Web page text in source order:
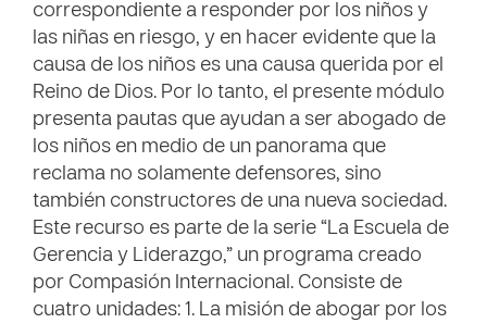
correspondiente a responder por los niños y
las niñas en riesgo, y en hacer evidente que la
causa de los niños es una causa querida por el
Reino de Dios. Por lo tanto, el presente módulo
presenta pautas que ayudan a ser abogado de
los niños en medio de un panorama que
reclama no solamente defensores, sino
también constructores de una nueva sociedad.
Este recurso es parte de la serie “La Escuela de
Gerencia y Liderazgo,” un programa creado
por Compasión Internacional. Consiste de
cuatro unidades: 1. La misión de abogar por los